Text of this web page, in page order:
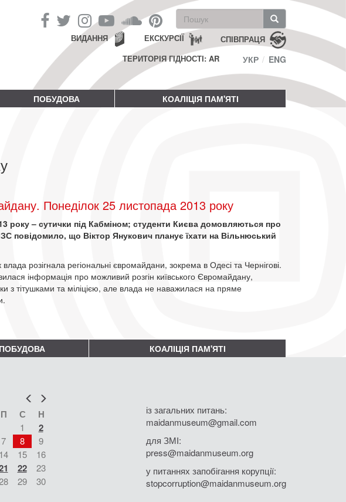
Пошукова
форма
Пошук СПІВПРАЦЯ
ЕКСКУРСІЇ
ВИДАННЯ
ТЕРИТОРІЯ ГІДНОСТІ: AR
УКР ENG
ПОБУДОВА КОАЛІЦІЯ ПАМ'ЯТІ
Понеділок 25 листопада 2013 року
року – сутички під Кабміном; студенти Києва домовляються про
повідомило, що Віктор Янукович планує їхати на Вільнюський
розігнала регіональні євромайдани, зокрема в Одесі та Чернігові.
інформація про можливий розгін київського Євромайдану,
з тітушками та міліцією, але влада не наважилася на пряме
ПОБУДОВА КОАЛІЦІЯ ПАМ'ЯТІ
Попер
П С Н
1 2
7 8
9
14 15
16
22
23
29
30
із загальних питань:
maidanmuseum@gmail.com
для ЗМІ:
press@maidanmuseum.org
у питаннях запобігання корупції:
stopcorruption@maidanmuseum.org